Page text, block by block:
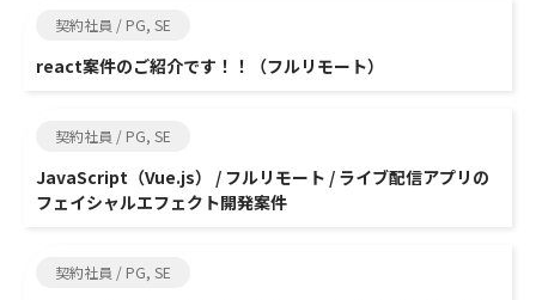
契約社員 / PG, SE
react案件のご紹介です！！（フルリモート）
契約社員 / PG, SE
JavaScript（Vue.js） / フルリモート / ライブ配信アプリの
フェイシャルエフェクト開発案件
契約社員 / PG, SE